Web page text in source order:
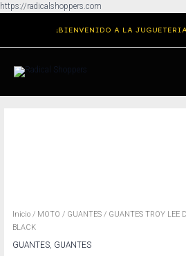
https://radicalshoppers.com
contenido
¡BIENVENIDO A LA
Inicio / MOTO / GUANTES / GUANTES TROY LEE
BLACK
GUANTES GUANTES
BLACK
cantidad